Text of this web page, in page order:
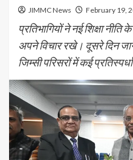
JIMMC News February 19,
प्रतिभागियों ने नई शिक्षा
अपने विचार रखे। दूसरे दिन
जिम्सी परिसरों में कई